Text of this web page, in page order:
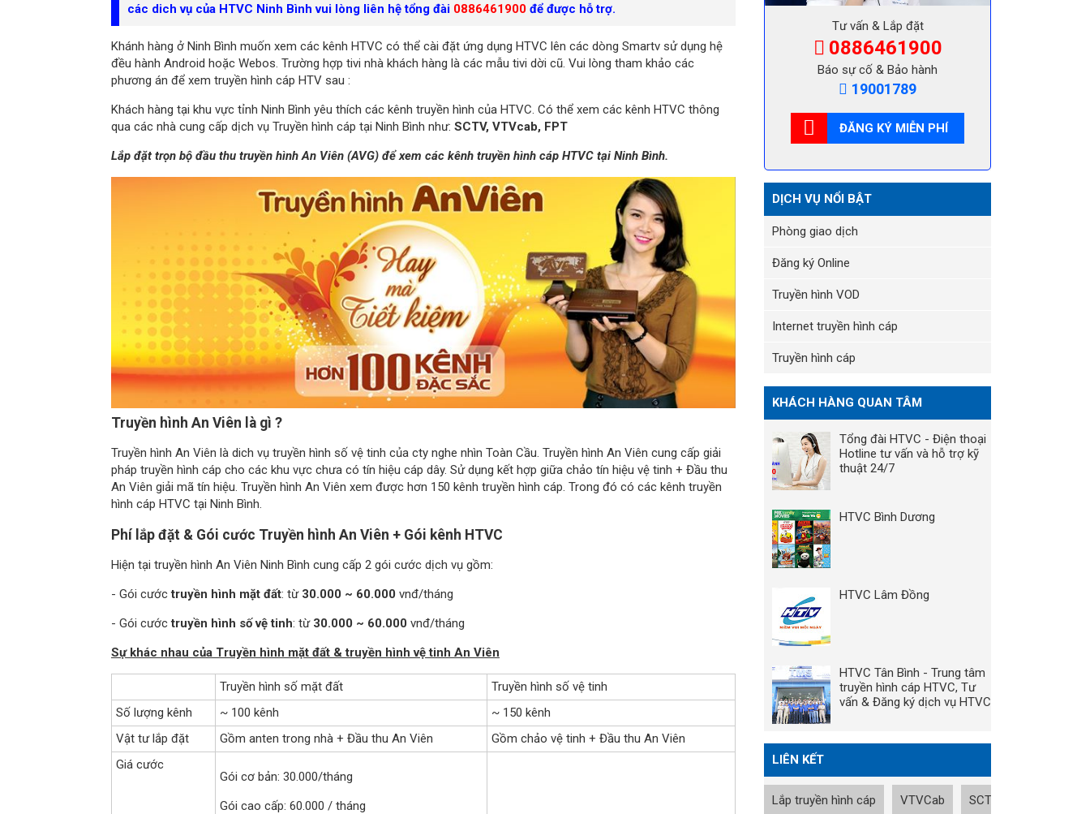
các dich vụ của HTVC Ninh Bình vui lòng liên hệ tổng đài 0886461900 để được hỗ trợ.
Khánh hàng ở Ninh Bình muốn xem các kênh HTVC có thể cài đặt ứng dụng HTVC lên các dòng Smartv sử dụng hệ
đều hành Android hoặc Webos. Trường hợp tivi nhà khách hàng là các mẫu tivi dời cũ. Vui lòng tham khảo các
phương án để xem truyền hình cáp HTV sau :
Khách hàng tại khu vực tỉnh Ninh Bình yêu thích các kênh truyền hình của HTVC. Có thể xem các kênh HTVC thông
qua các nhà cung cấp dịch vụ Truyền hình cáp tại Ninh Bình như: SCTV, VTVcab, FPT
Lắp đặt trọn bộ đầu thu truyền hình An Viên (AVG) để xem các kênh truyền hình cáp HTVC tại Ninh Bình.
Truyền hình An Viên là gì ?
Truyền hình An Viên là dich vụ truyền hình số vệ tinh của cty nghe nhìn Toàn Cầu. Truyền hình An Viên cung cấp giải
pháp truyền hình cáp cho các khu vực chưa có tín hiệu cáp dây. Sử dụng kết hợp giữa chảo tín hiệu vệ tinh + Đầu thu
An Viên giải mã tín hiệu. Truyền hình An Viên xem được hơn 150 kênh truyền hình cáp. Trong đó có các kênh truyền
hình cáp HTVC tại Ninh Bình.
Phí lắp đặt & Gói cước Truyền hình An Viên + Gói kênh HTVC
Hiện tại truyền hình An Viên Ninh Bình cung cấp 2 gói cước dịch vụ gồm:
- Gói cướctruyền hình mặt đất: từ 30.000 ~ 60.000 vnđ/tháng
- Gói cướctruyền hình số vệ tinh: từ 30.000 ~ 60.000 vnđ/tháng
Sự khác nhau của Truyền hình mặt đất & truyền hình vệ tinh An Viên
Truyền hình số mặt đất
Truyền hình số vệ tinh
Số lượng kênh
~ 100 kênh
~ 150 kênh
Vật tư lắp đặt
Gồm anten trong nhà + Đầu thu An Viên
Gồm chảo vệ tinh + Đầu thu An Viên
Giá cước
Gói cơ bản: 30.000/tháng
Gói cao cấp: 60.000 / tháng
Tư vấn & Lắp đặt
0886461900
Báo sự cố & Bảo hành
19001789
ĐĂNG KÝ MIỄN PHÍ
DỊCH VỤ NỔI BẬT
Phòng giao dịch
Đăng ký Online
Truyền hình VOD
Internet truyền hình cáp
Truyền hình cáp
KHÁCH HÀNG QUAN TÂM
Tổng đài HTVC - Điện thoại
Hotline tư vấn và hỗ trợ kỹ
thuật 24/7
HTVC Bình Dương
HTVC Lâm Đồng
HTVC Tân Bình - Trung tâm
truyền hình cáp HTVC, Tư
vấn & Đăng ký dịch vụ HTVC
LIÊN KẾT
Lắp truyền hình cáp VTVCab SCTV